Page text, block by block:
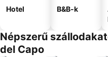
Hotel B&B-k
Népszerű
del Capo